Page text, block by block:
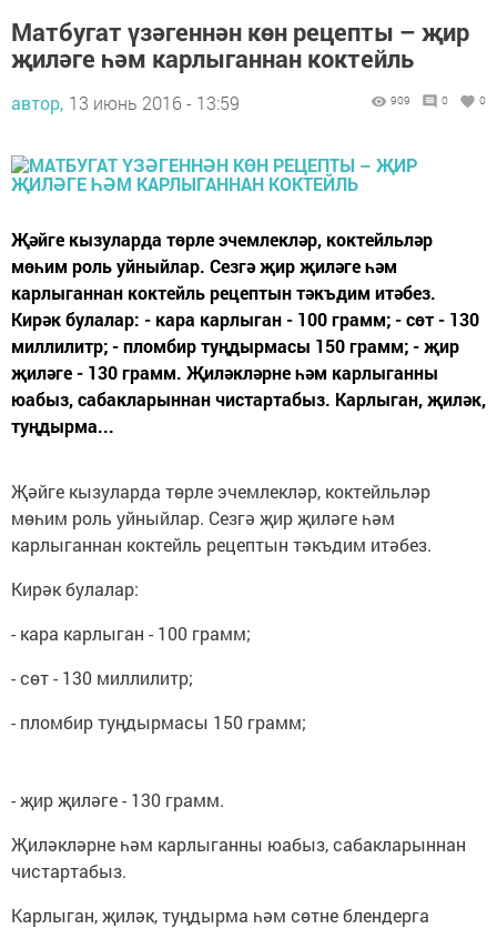
Матбугат үзәгеннән көн рецепты – җир
җиләге һәм карлыганнан коктейль
автор, 13 июнь 2016 - 13:59 909 0 0
Җәйге кызуларда төрле эчемлекләр, коктейльләр
мөһим роль уйныйлар. Сезгә җир җиләге һәм
карлыганнан коктейль рецептын тәкъдим итәбез.
Кирәк булалар: - кара карлыган - 100 грамм; - сөт - 130
миллилитр; - пломбир туңдырмасы 150 грамм; - җир
җиләге - 130 грамм. Җиләкләрне һәм карлыганны
юабыз, сабакларыннан чистартабыз. Карлыган, җиләк,
туңдырма...
Җәйге кызуларда төрле эчемлекләр, коктейльләр
мөһим роль уйныйлар. Сезгә җир җиләге һәм
карлыганнан коктейль рецептын тәкъдим итәбез.
Кирәк булалар:
- кара карлыган - 100 грамм;
- сөт - 130 миллилитр;
- пломбир туңдырмасы 150 грамм;
- җир җиләге - 130 грамм.
Җиләкләрне һәм карлыганны юабыз, сабакларыннан
чистартабыз.
Карлыган, җиләк, туңдырма һәм сөтне блендерга